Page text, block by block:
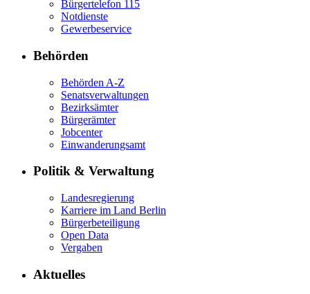
Bürgertelefon 115
Notdienste
Gewerbeservice
Behörden
Behörden A-Z
Senatsverwaltungen
Bezirksämter
Bürgerämter
Jobcenter
Einwanderungsamt
Politik & Verwaltung
Landesregierung
Karriere im Land Berlin
Bürgerbeteiligung
Open Data
Vergaben
Aktuelles